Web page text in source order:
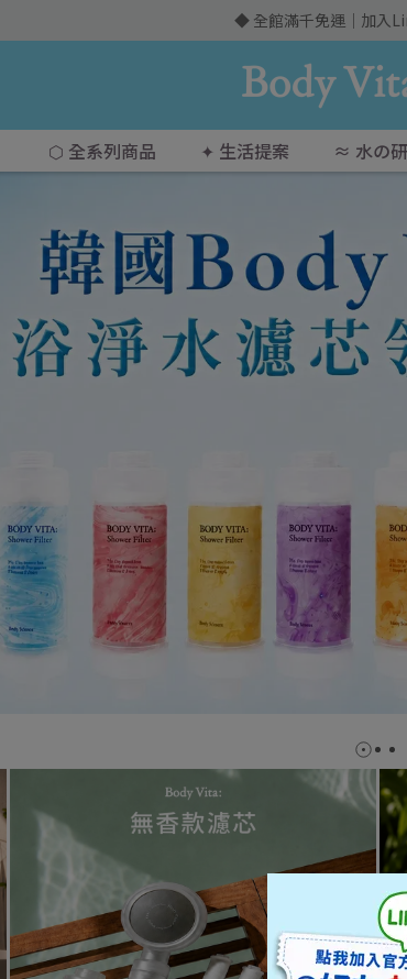
◆ 全館滿千免運｜加入
⬡ 全系列商品 ✦ 生活提案 ≈ 水の